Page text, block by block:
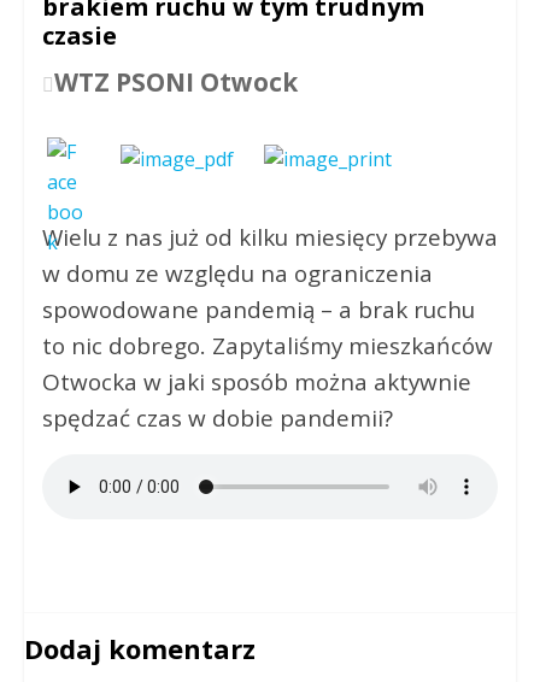
brakiem ruchu w tym trudnym
czasie
WTZ PSONI Otwock
Wielu z nas już od kilku miesięcy przebywa
w domu ze względu na ograniczenia
spowodowane pandemią – a brak ruchu
to nic dobrego. Zapytaliśmy mieszkańców
Otwocka w jaki sposób można aktywnie
spędzać czas w dobie pandemii?
Dodaj komentarz